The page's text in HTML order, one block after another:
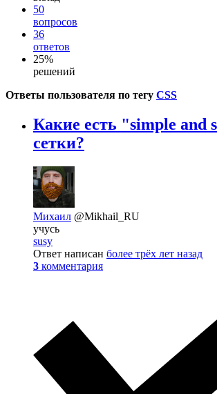
50
вопросов
36
ответов
25%
решений
Ответы пользователя по тегу CSS
Какие есть "simple and
сетки?
Михаил @Mikhail_RU
учусь
susy
Ответ написан более трёх лет назад
3 комментария